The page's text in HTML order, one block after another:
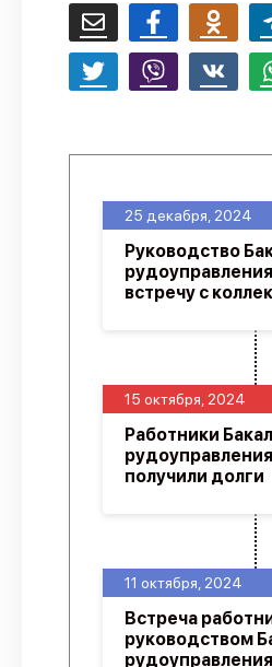
11 октября, 2024
Встреча
руководством
рудоуправления
15 октября, 2024
Работники
получили долги
25 декабря, 2024
Руководство
встречу с